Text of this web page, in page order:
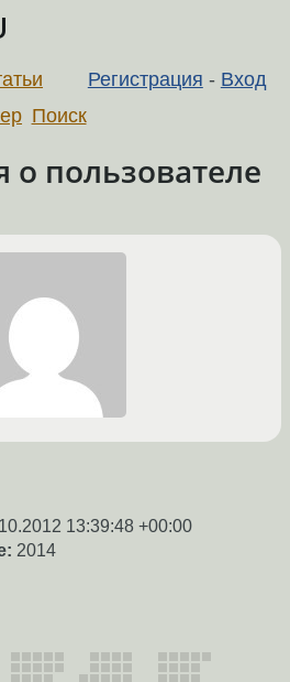
Регистрация - Вход
Поиск
пользователе
13:39:48 +00:00
2014